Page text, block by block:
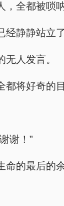
全都被唢
静静站立
人发言。
将好奇的
谢！”
的最后的